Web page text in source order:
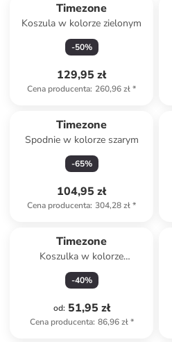
Timezone
Koszula w kolorze zielonym
-50%
129,95 zł
Cena producenta: 260,96 zł*
Timezone
Spodnie w kolorze szarym
-65%
104,95 zł
Cena producenta: 304,28 zł*
Timezone
Koszulka w kolorze
turkusowym
-40%
od: 51,95 zł
Cena producenta: 86,96 zł*